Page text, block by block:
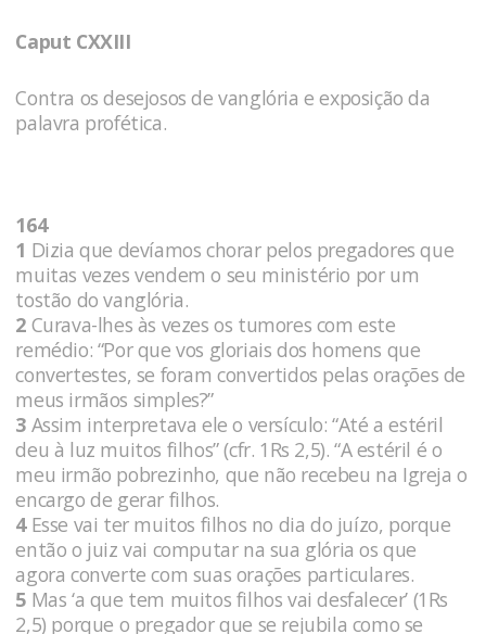
Caput CXXIII
Contra os desejosos de vanglória e exposição da
palavra profética.
164
1 Dizia que devíamos chorar pelos pregadores que
muitas vezes vendem o seu ministério por um
tostão do vanglória.
2 Curava-lhes às vezes os tumores com este
remédio: “Por que vos gloriais dos homens que
convertestes, se foram convertidos pelas orações de
meus irmãos simples?”
3 Assim interpretava ele o versículo: “Até a estéril
deu à luz muitos filhos” (cfr. 1Rs 2,5). “A estéril é o
meu irmão pobrezinho, que não recebeu na Igreja o
encargo de gerar filhos.
4Esse vai ter muitos filhos no dia do juízo, porque
então o juiz vai computar na sua glória os que
agora converte com suas orações particulares.
5 Mas ‘a que tem muitos filhos vai desfalecer’ (1Rs
2,5) porque o pregador que se rejubila como se